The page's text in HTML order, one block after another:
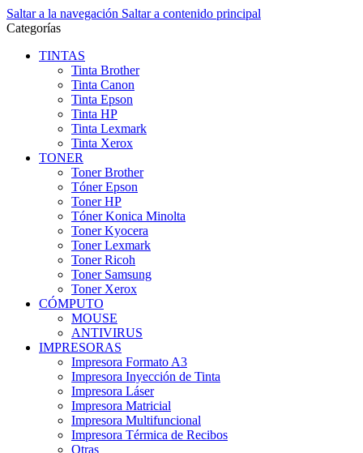
Saltar a la navegación Saltar a contenido principal
Categorías
TINTAS
Tinta Brother
Tinta Canon
Tinta Epson
Tinta HP
Tinta Lexmark
Tinta Xerox
TONER
Toner Brother
Tóner Epson
Toner HP
Tóner Konica Minolta
Toner Kyocera
Toner Lexmark
Toner Ricoh
Toner Samsung
Toner Xerox
CÓMPUTO
MOUSE
ANTIVIRUS
IMPRESORAS
Impresora Formato A3
Impresora Inyección de Tinta
Impresora Láser
Impresora Matricial
Impresora Multifuncional
Impresora Térmica de Recibos
Otras